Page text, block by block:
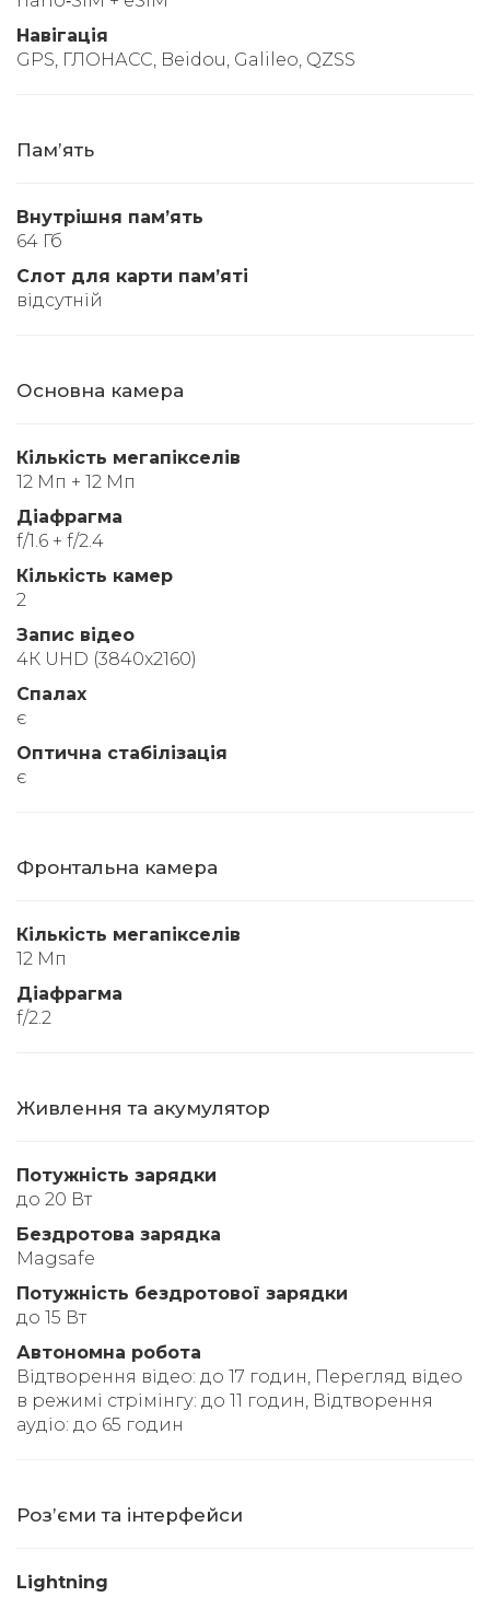
Навігація
GPS, ГЛОНАСС, Beidou, Galileo, QZSS
Памʼять
Внутрішня памʼять
64 Гб
Слот для карти памʼяті
відсутній
Основна камера
Кількість мегапікселів
12 Мп + 12 Мп
Діафрагма
f/1.6 + f/2.4
Кількість камер
2
Запис відео
4К UHD (3840x2160)
Спалах
є
Оптична стабілізація
є
Фронтальна камера
Кількість мегапікселів
12 Мп
Діафрагма
f/2.2
Живлення та акумулятор
Потужність зарядки
до 20 Вт
Бездротова зарядка
Magsafe
Потужність бездротової зарядки
до 15 Вт
Автономна робота
Відтворення відео: до 17 годин, Перегляд відео
в режимі стрімінгу: до 11 годин, Відтворення
аудіо: до 65 годин
Розʼєми та інтерфейси
Lightning